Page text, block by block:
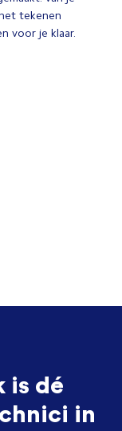
tekenen
voor je klaar.
is dé
in